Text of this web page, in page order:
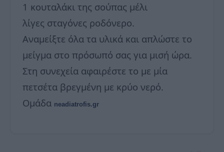
1 κουταλάκι της σούπας μέλι
λίγες σταγόνες ροδόνερο.
Αναμείξτε όλα τα υλικά και απλώστε το
μείγμα στο πρόσωπό σας για μισή ώρα.
Στη συνεχεία αφαιρέστε το με μία
πετσέτα βρεγμένη με κρύο νερό.
Ομάδα neadiatrofis.gr